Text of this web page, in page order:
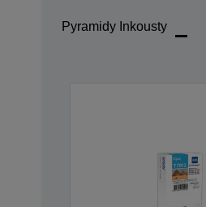
Pyramidy Inkousty